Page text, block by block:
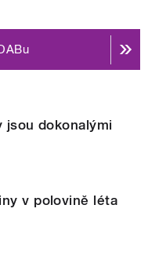
jsou dokonalými
v polovině léta